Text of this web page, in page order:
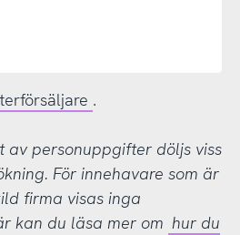
.
av personuppgifter döljs viss
För innehavare som är
firma visas inga
kan du läsa mer om hur du